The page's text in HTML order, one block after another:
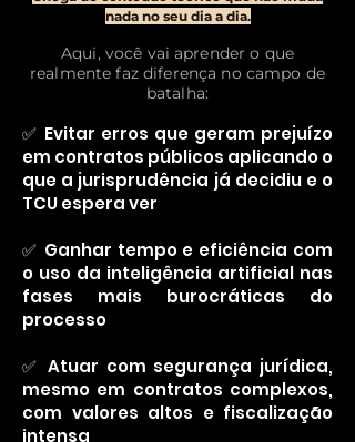
nada no seu dia a dia.
Aqui, você vai aprender o que
realmente faz diferença no campo de
batalha:
✅ Evitar erros que geram prejuízo
em contratos públicos aplicando o
que a jurisprudência já decidiu e o
TCU espera ver
✅ Ganhar tempo e eficiência com
o uso da inteligência artificial nas
fases mais burocráticas do
processo
✅ Atuar com segurança jurídica,
mesmo em contratos complexos,
com valores altos e fiscalização
intensa